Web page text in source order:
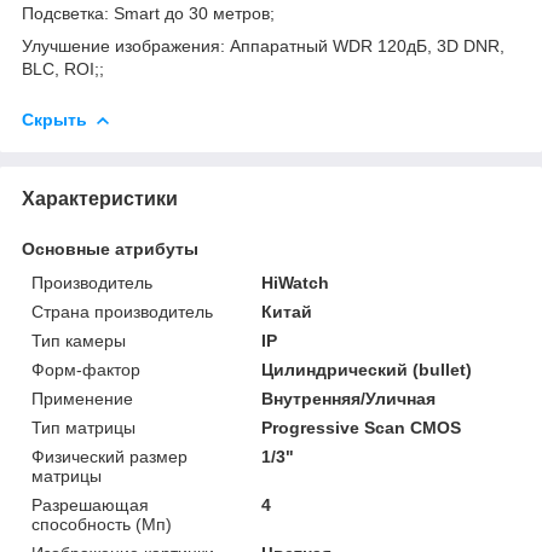
Подсветка: Smart до 30 метров;
Улучшение изображения: Аппаратный WDR 120дБ, 3D DNR,
BLC, ROI;;
Скрыть
Характеристики
Основные атрибуты
Производитель
HiWatch
Страна производитель
Китай
Тип камеры
IP
Форм-фактор
Цилиндрический (bullet)
Применение
Внутренняя/Уличная
Тип матрицы
Progressive Scan CMOS
Физический размер
матрицы
1/3"
Разрешающая
способность (Мп)
4